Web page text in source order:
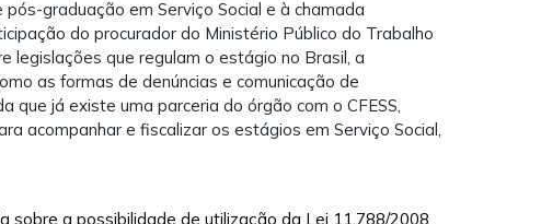
graduação em Serviço Social e à chamada
do procurador do Ministério Público do Trabalho
legislações que regulam o estágio no Brasil, a
as formas de denúncias e comunicação de
que já existe uma parceria do órgão com o CFESS,
acompanhar e fiscalizar os estágios em Serviço Social,
sobre a possibilidade de utilização da Lei 11.788/2008